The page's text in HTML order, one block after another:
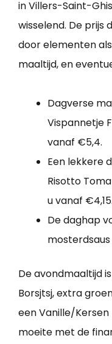
in Villers-Saint-
wisselend. De
door elementen
maaltijd, en
Dagverse
Vispannetje
vanaf €5,4.
Een lekkere
Risotto
u vanaf €4,15.
De daghap
De avondmaaltijd
Borsjtsj, extra
een Vanille/Kersen
moeite met de